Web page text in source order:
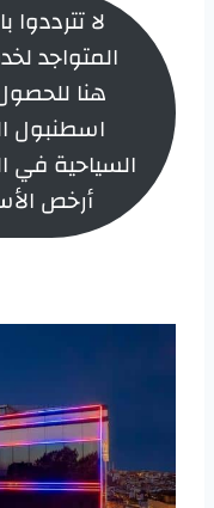
لا
المتواجد
هنا
اسطنبول
السياحية في
أرخص